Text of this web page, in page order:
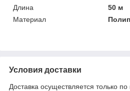
Длина
50 м
Материал
Условия доставки
Доставка осуществляется только по